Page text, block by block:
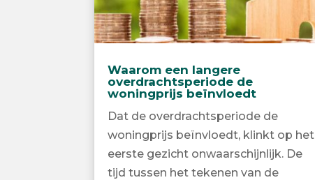
Waarom een langere
overdrachtsperiode de
woningprijs beïnvloedt
Dat de overdrachtsperiode de
woningprijs beïnvloedt, klinkt op het
eerste gezicht onwaarschijnlijk. De
tijd tussen het tekenen van de